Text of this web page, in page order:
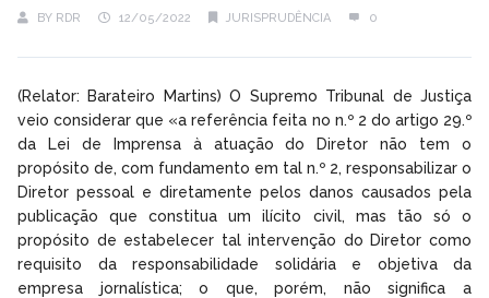
BY RDR 12/05/2022 JURISPRUDÊNCIA 0
(Relator: Barateiro Martins) O Supremo Tribunal de Justiça
veio considerar que «a referência feita no n.º 2 do artigo 29.º
da Lei de Imprensa à atuação do Diretor não tem o
propósito de, com fundamento em tal n.º 2, responsabilizar o
Diretor pessoal e diretamente pelos danos causados pela
publicação que constitua um ilícito civil, mas tão só o
propósito de estabelecer tal intervenção do Diretor como
requisito da responsabilidade solidária e objetiva da
empresa jornalística; o que, porém, não significa a